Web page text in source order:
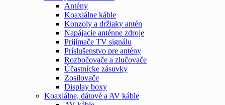
Antény
Koaxiálne káble
Konzoly a držiaky antén
Napájacie anténne zdroje
Prijímače TV signálu
Príslušenstvo pre antény
Rozbočovače a zlučovače
Účastnícke zásuvky
Zosilovače
Display boxy
Koaxiálne, dátové a AV káble